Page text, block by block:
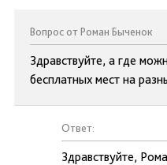
Вопрос от Роман Быченок
Здравствуйте, а где
бесплатных мест на
Ответ:
Здравствуйте,